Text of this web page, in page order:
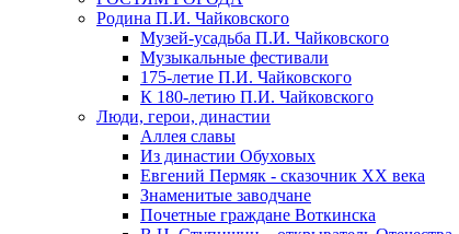
Родина П.И. Чайковского
Музей-усадьба П.И. Чайковского
Музыкальные фестивали
175-летие П.И. Чайковского
К 180-летию П.И. Чайковского
Люди, герои, династии
Аллея славы
Из династии Обуховых
Евгений Пермяк - сказочник XX века
Знаменитые заводчане
Почетные граждане Воткинска